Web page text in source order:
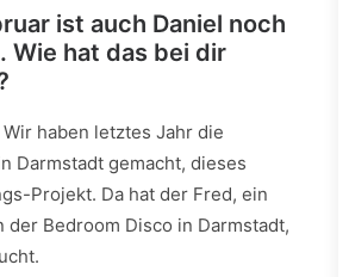
ist auch Daniel noch
Wie hat das bei dir
Wir haben letztes Jahr die
Darmstadt gemacht, dieses
Projekt. Da hat der Fred, ein
der Bedroom Disco in Darmstadt,